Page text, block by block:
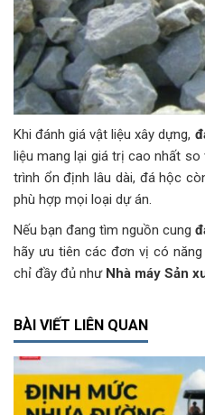
Khi đánh giá vật liệu xây dựng,
liệu mang lại giá trị cao nhất
trình ổn định lâu dài, đá hộc
phù hợp mọi loại dự án.
Nếu bạn đang tìm nguồn cung
hãy ưu tiên các đơn vị có
chỉ đầy đủ như Nhà máy Sản
BÀI VIẾT LIÊN QUAN